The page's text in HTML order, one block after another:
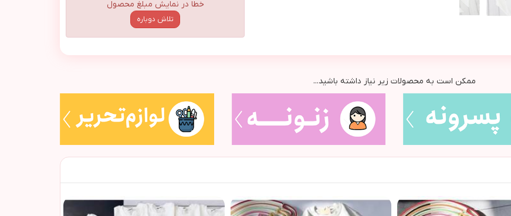
خطا در نمایش مبلغ محصول
تلاش دوباره
ممکن است به محصولات زیر نیاز داشته باشید...